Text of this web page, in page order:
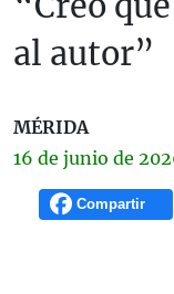
al autor”
MÉRIDA
16 de junio de
Compartir